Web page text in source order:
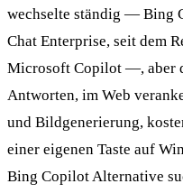
wechselte ständig — Bing
Chat Enterprise, seit dem
Microsoft Copilot —, aber
Antworten, im Web
und Bildgenerierung,
einer eigenen Taste auf
Bing Copilot Alternative